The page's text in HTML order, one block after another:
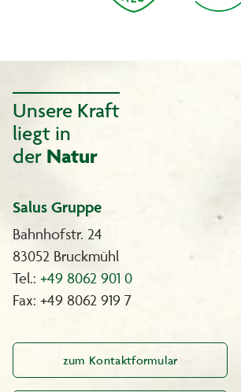
Unsere Kraft
liegt in
der Natur
Salus Gruppe
Bahnhofstr. 24
83052 Bruckmühl
Tel.: +49 8062 901 0
Fax: +49 8062 919 7
zum Kontaktformular